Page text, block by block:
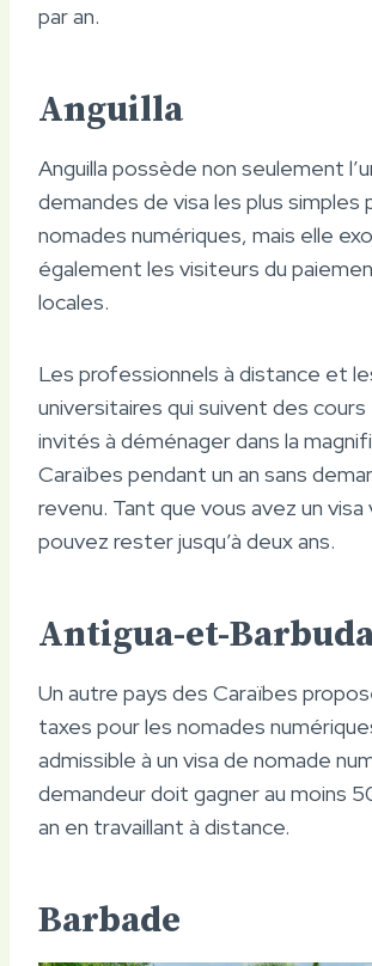
par an.
Anguilla
Anguilla possède non seulement
demandes de visa les plus simples
nomades numériques, mais elle
également les visiteurs du
locales.
Les professionnels à distance et
universitaires qui suivent des
invités à déménager dans la
Caraïbes pendant un an sans
revenu. Tant que vous avez un visa
pouvez rester jusqu’à deux ans.
Antigua-et-
Un autre pays des Caraïbes
taxes pour les nomades
admissible à un visa de nomade
demandeur doit gagner au moins
an en travaillant à distance.
Barbade